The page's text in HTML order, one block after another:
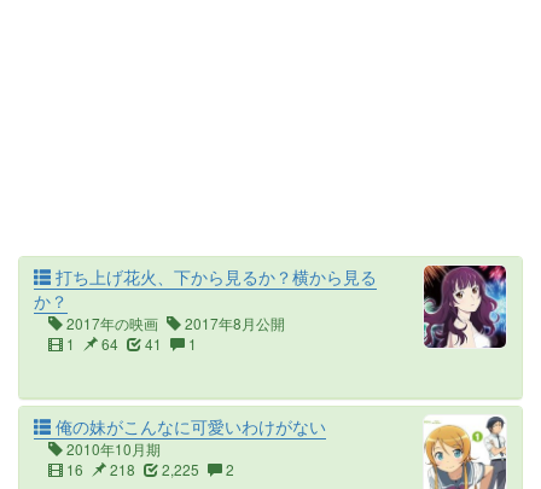
打ち上げ花火、下から見るか？横から見る
か？
2017年の映画
2017年8月公開
1
64 41 1
俺の妹がこんなに可愛いわけがない
2010年10月期
16
218 2,225 2